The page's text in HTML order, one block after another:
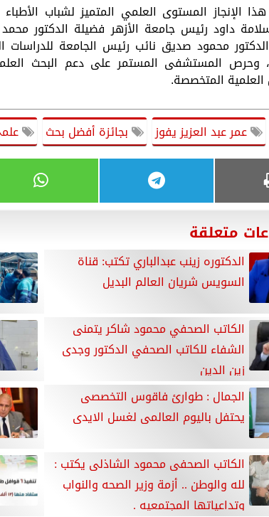
الإنجاز المستوى العلمي المتميز لشباب
داود رئيس جامعة الأزهر فضيلة الدكتور
محمود صديق نائب رئيس الجامعة
وحرص المستشفى المستمر على دعم البحث
العلمية المتخصصة.
عمر عبد العزيز يفوز بجائزة أفضل بحث
متعلقة
الدكتوره زينب عبدالباري تكتب: قناة
السويس شريان العالم البديل
الكاتب الصحفي محمود شاكر يتمنى
الشفاء للكاتب الصحفي الدكتور وجدى
زين الدين
الجمال : طوارئ فاقوس التخصصى
يحتفل باليوم العالمى لغسل الايدى
الكاتب الصحفى محمود الشاذلى يكتب :
لله والوطن .. أزمة وزير الصحه والنواب
وتداعياتها المجتمعيه .